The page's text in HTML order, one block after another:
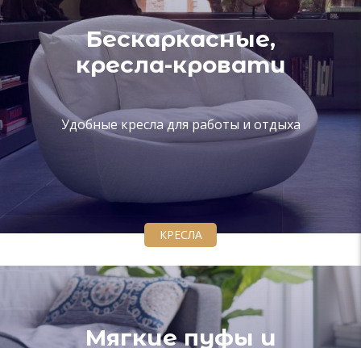
КРЕСЛА
Бескаркасные,
кресла-кровати
Удобные кресла для работы и отдыха
Мягкие пуфы и